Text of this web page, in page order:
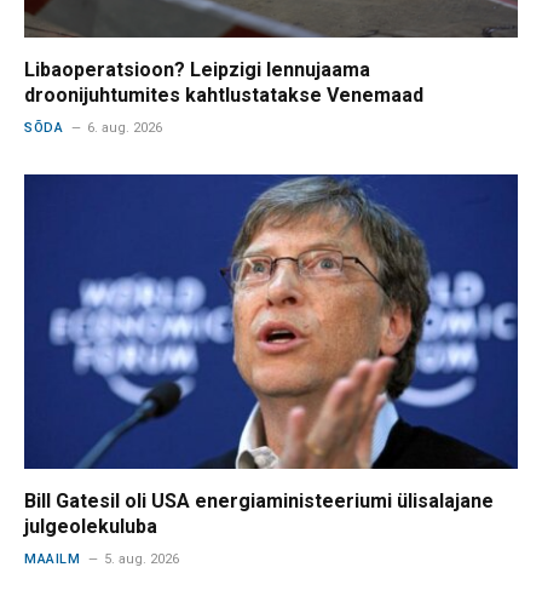
Libaoperatsioon? Leipzigi lennujaama
droonijuhtumites kahtlustatakse Venemaad
SÕDA 6. aug. 2026
Bill Gatesil oli USA energiaministeeriumi ülisalajane
julgeolekuluba
MAAILM 5. aug. 2026